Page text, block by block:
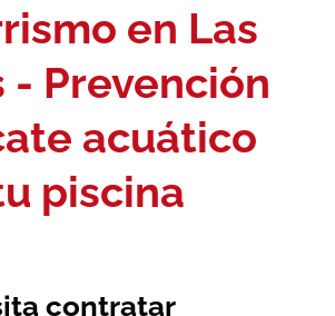
en Las
- Prevención
acuático
piscina
contratar